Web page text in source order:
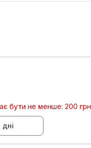
бути не менше: 200 грн